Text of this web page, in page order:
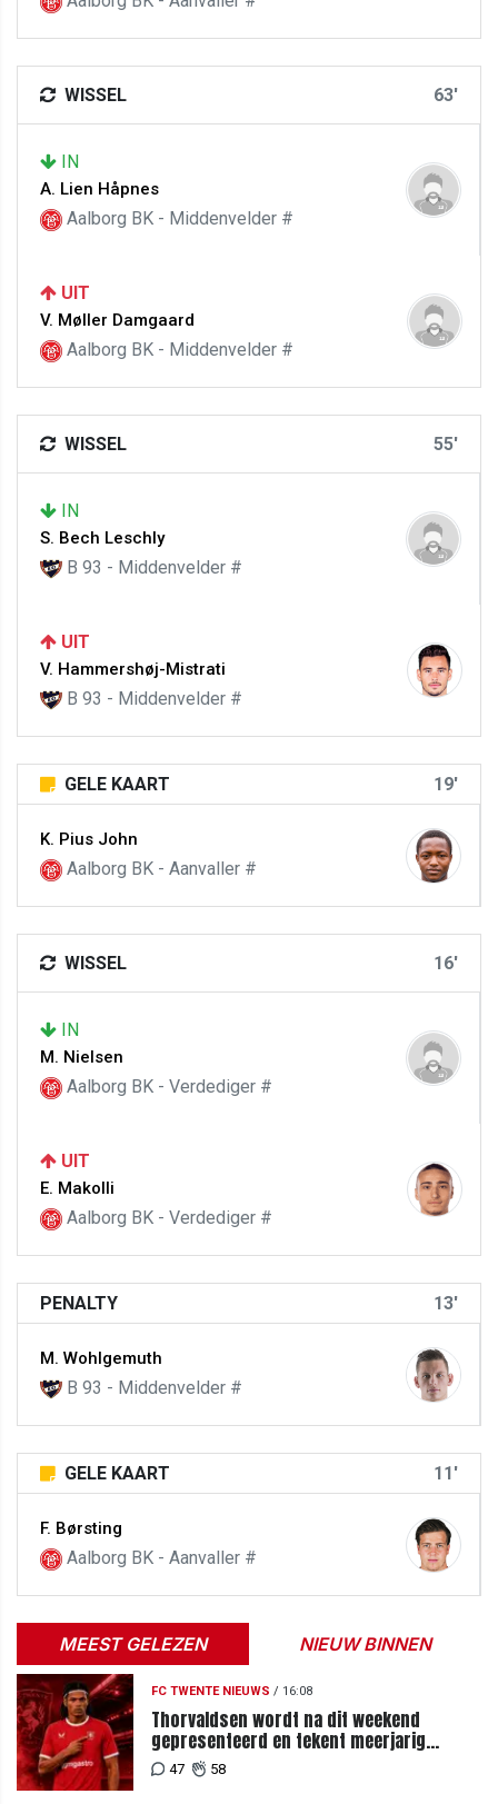
WISSEL 63'
IN
A. Lien Håpnes
Aalborg BK - Middenvelder #
UIT
V. Møller Damgaard
Aalborg BK - Middenvelder #
WISSEL 55'
IN
S. Bech Leschly
B 93 - Middenvelder #
UIT
V. Hammershøj-Mistrati
B 93 - Middenvelder #
GELE KAART 19'
K. Pius John
Aalborg BK - Aanvaller #
WISSEL 16'
IN
M. Nielsen
Aalborg BK - Verdediger #
UIT
E. Makolli
Aalborg BK - Verdediger #
PENALTY 13'
M. Wohlgemuth
B 93 - Middenvelder #
GELE KAART 11'
F. Børsting
Aalborg BK - Aanvaller #
MEEST GELEZEN NIEUW BINNEN
FC TWENTE NIEUWS / 16:08
Thorvaldsen wordt na dit weekend
gepresenteerd en tekent meerjarig
contract bij FC Twente
47 58